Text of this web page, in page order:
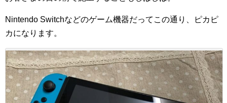
Nintendo Switchなどのゲーム機器だってこの通り、ピカピ
カになります。